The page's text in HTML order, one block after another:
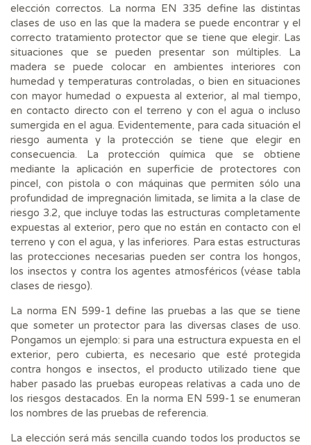
elección correctos. La norma EN 335 define las distintas
clases de uso en las que la madera se puede encontrar y el
correcto tratamiento protector que se tiene que elegir. Las
situaciones que se pueden presentar son múltiples. La
madera se puede colocar en ambientes interiores con
humedad y temperaturas controladas, o bien en situaciones
con mayor humedad o expuesta al exterior, al mal tiempo,
en contacto directo con el terreno y con el agua o incluso
sumergida en el agua. Evidentemente, para cada situación el
riesgo aumenta y la protección se tiene que elegir en
consecuencia. La protección química que se obtiene
mediante la aplicación en superficie de protectores con
pincel, con pistola o con máquinas que permiten sólo una
profundidad de impregnación limitada, se limita a la clase de
riesgo 3.2, que incluye todas las estructuras completamente
expuestas al exterior, pero que no están en contacto con el
terreno y con el agua, y las inferiores. Para estas estructuras
las protecciones necesarias pueden ser contra los hongos,
los insectos y contra los agentes atmosféricos (véase tabla
clases de riesgo).
La norma EN 599-1 define las pruebas a las que se tiene
que someter un protector para las diversas clases de uso.
Pongamos un ejemplo: si para una estructura expuesta en el
exterior, pero cubierta, es necesario que esté protegida
contra hongos e insectos, el producto utilizado tiene que
haber pasado las pruebas europeas relativas a cada uno de
los riesgos destacados. En la norma EN 599-1 se enumeran
los nombres de las pruebas de referencia.
La elección será más sencilla cuando todos los productos se